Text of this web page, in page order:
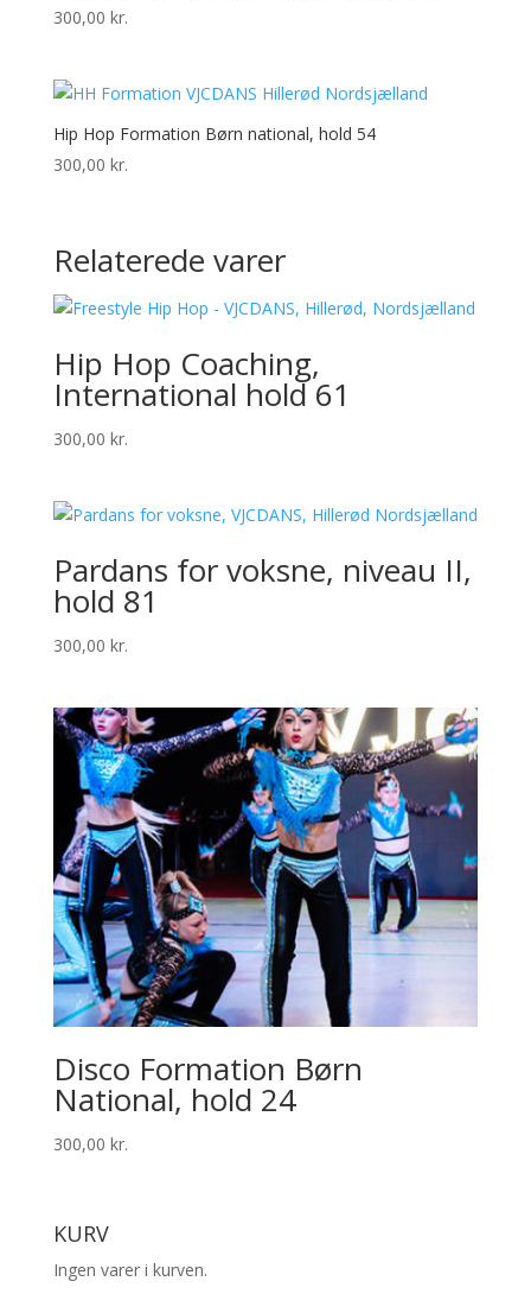
300,00 kr.
Hip Hop Formation Børn national, hold 54
300,00 kr.
Relaterede varer
Hip Hop Coaching,
International hold 61
300,00 kr.
Pardans for voksne, niveau II,
hold 81
300,00 kr.
Disco Formation Børn
National, hold 24
300,00 kr.
KURV
Ingen varer i kurven.